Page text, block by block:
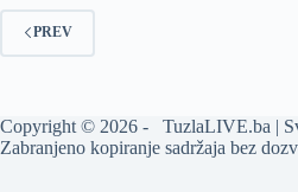
PREV
Copyright © 2026 - TuzlaLIVE.ba |
Zabranjeno kopiranje sadržaja bez